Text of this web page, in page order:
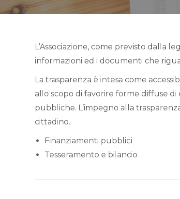
L’Associazione, come previsto dalla
informazioni ed i documenti che
La trasparenza è intesa come
allo scopo di favorire forme diffuse
pubbliche. L’impegno alla
cittadino.
Finanziamenti pubblici
Tesseramento e bilancio